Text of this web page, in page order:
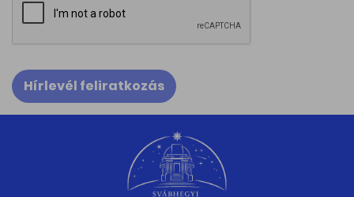
Hírlevél feliratkozás